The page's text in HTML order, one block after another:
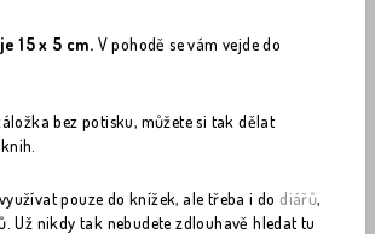
15 x 5 cm. V pohodě se vám vejde do
bez potisku, můžete si tak dělat
pouze do knížek, ale třeba i do diářů,
Už nikdy tak nebudete zdlouhavě hledat tu